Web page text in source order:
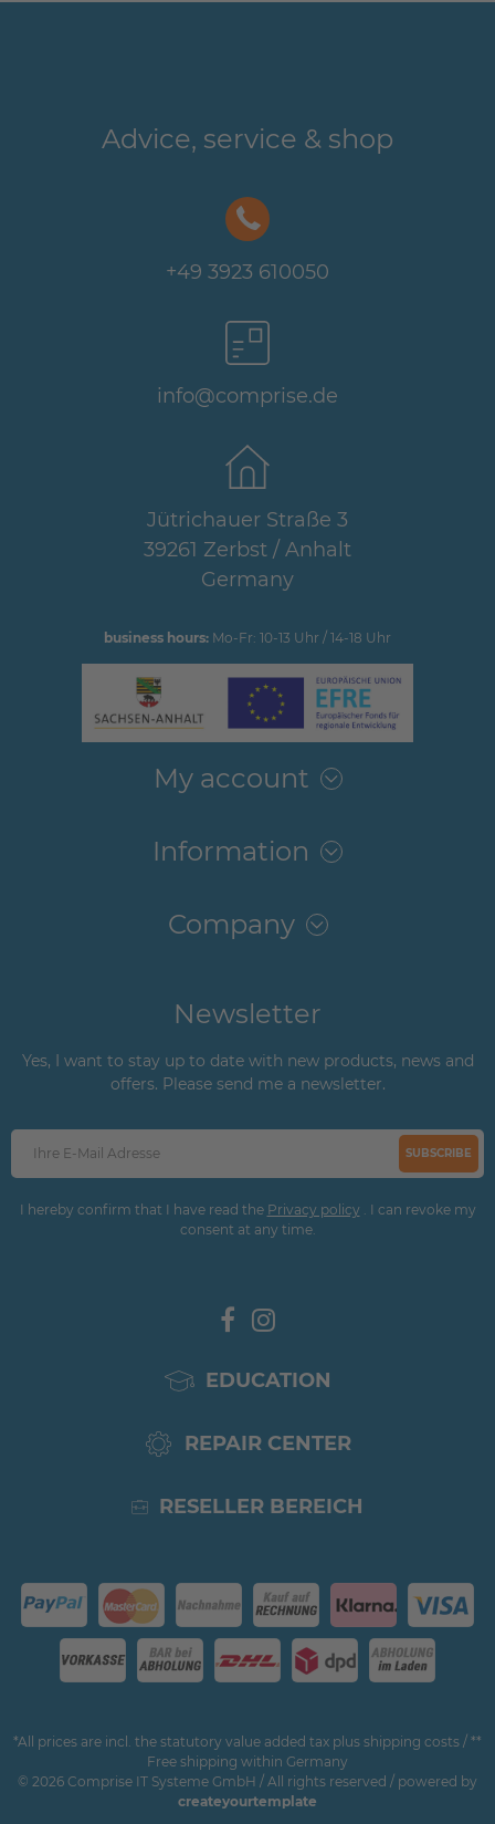
Advice, service & shop
+49 3923 610050
info@comprise.de
Jütrichauer Straße 3
39261 Zerbst / Anhalt
Germany
business hours: Mo-Fr: 10-13 Uhr / 14-18 Uhr
My account
Information
Company
Newsletter
Yes, I want to stay up to date with new products, news and
offers. Please send me a newsletter.
SUBSCRIBE
I hereby confirm that I have read the Privacy policy . I can revoke my
consent at any time.
EDUCATION
REPAIR CENTER
RESELLER BEREICH
*All prices are incl. the statutory value added tax plus shipping costs / **
Free shipping within Germany
© 2026 Comprise IT Systeme GmbH / All rights reserved / powered by
createyourtemplate